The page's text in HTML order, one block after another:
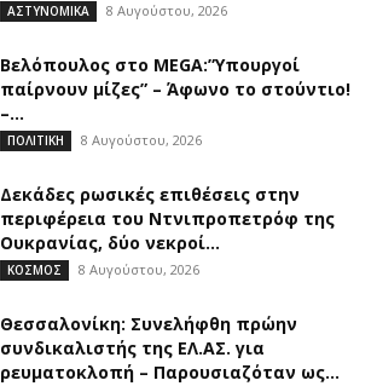
ΑΣΤΥΝΟΜΙΚΑ 8 Αυγούστου, 2026
Βελόπουλος στο MEGA:”Υπουργοί
παίρνουν μίζες” – Άφωνο το στούντιο!
–...
ΠΟΛΙΤΙΚΗ 8 Αυγούστου, 2026
Δεκάδες ρωσικές επιθέσεις στην
περιφέρεια του Ντνιπροπετρόφ της
Ουκρανίας, δύο νεκροί...
ΚΟΣΜΟΣ 8 Αυγούστου, 2026
Θεσσαλονίκη: Συνελήφθη πρώην
συνδικαλιστής της ΕΛ.ΑΣ. για
ρευματοκλοπή – Παρουσιαζόταν ως...